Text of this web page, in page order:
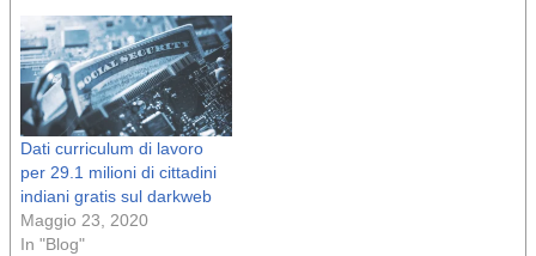
Dati curriculum di lavoro
per 29.1 milioni di cittadini
indiani gratis sul darkweb
Maggio 23, 2020
In "Blog"